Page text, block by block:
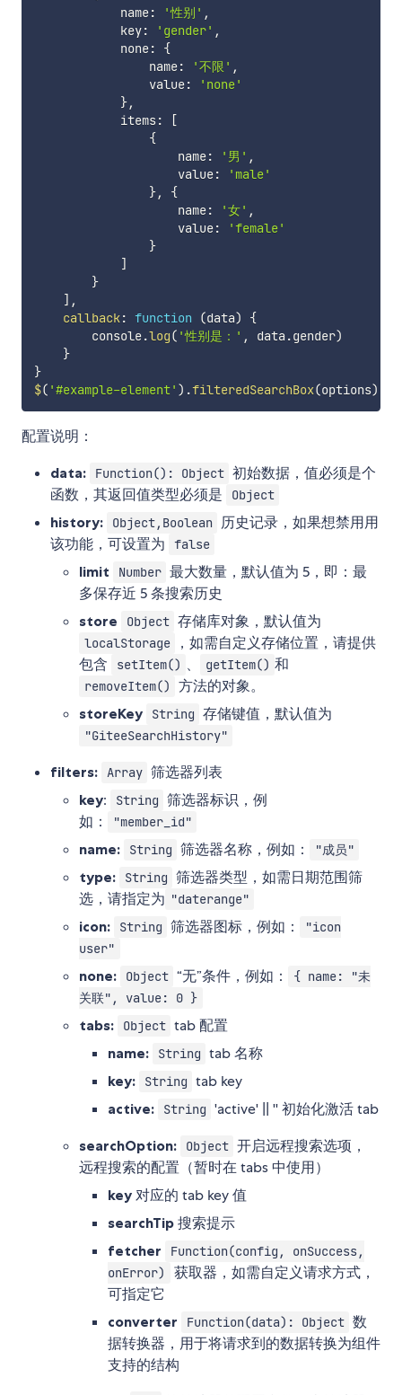
            name
: '性别' ,
            key
: 'gender' ,
            none
:
{
                name
: '不限' ,
                value
:
'none'
},
            items
:
[
{
                    name
: '男' ,
                    value
:
'male'
},
{
                    name
: '女' ,
                    value
:
'female'
}
]
}
] ,
callback: function (data)
{
        console
.log( '性别是：' , data .gender)
}
}
$( '#example-element' ) .filteredSearchBox(options)
配置说明：
data: Function(): Object 初始数据，值必须是个
函数，其返回值类型必须是
Object
history: Object,Boolean 历史记录，如果想禁用用
该功能，可设置为
false
limit Number 最大数量，默认值为 5，即：最
多保存近 5 条搜索历史
store Object 存储库对象，默认值为
localStorage
，如需自定义存储位置，请提供
包含
setItem() 、 getItem() 和
removeItem() 方法的对象。
storeKey String 存储键值，默认值为
"GiteeSearchHistory"
filters: Array 筛选器列表
key: String 筛选器标识，例
如：
"member_id"
name: String 筛选器名称，例如： "成员"
type: String 筛选器类型，如需日期范围筛
选，请指定为 "daterange"
icon: String 筛选器图标，例如：
"icon
user"
none: Object “无”条件，例如：
{ name: "未
关联", value: 0 }
tabs: Object tab 配置
name: String tab 名称
key: String tab key
active: String 'active' || '' 初始化激活 tab
searchOption: Object 开启远程搜索选项，
远程搜索的配置（暂时在 tabs 中使用）
key 对应的 tab key 值
searchTip 搜索提示
fetcher
Function(config, onSuccess,
onError)
获取器，如需自定义请求方式，
可指定它
converter Function(data): Object 数
据转换器，用于将请求到的数据转换为组件
支持的结构